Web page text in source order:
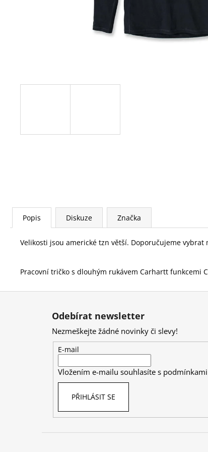
Popis Diskuze Značka
Velikosti jsou americké tzn větší. Doporučujeme vybrat
Pracovní tričko s dlouhým rukávem Carhartt funkcemi
Odebírat newsletter
Nezmeškejte žádné novinky či slevy!
E-mail
Vložením e-mailu souhlasíte s
PŘIHLÁSIT SE